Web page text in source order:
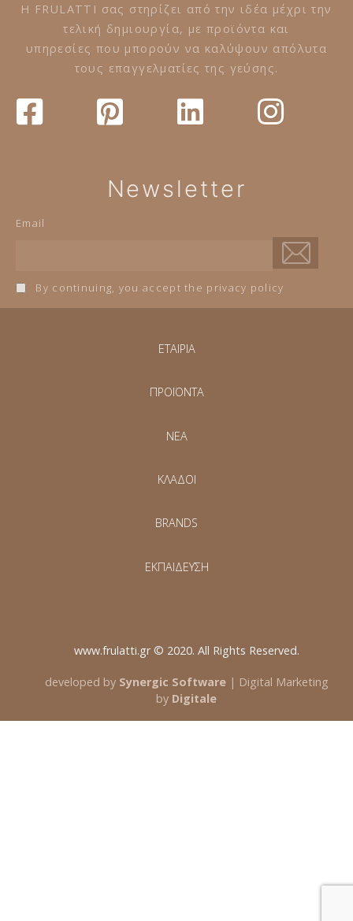
Η FRULATTI σας στηρίζει από την ιδέα μέχρι την
τελική δημιουργία, με προϊόντα και
υπηρεσίες που μπορούν να καλύψουν απόλυτα
τους επαγγελματίες της γεύσης.
Newsletter
Email
By continuing, you accept the privacy policy
ΕΤΑΙΡΙΑ
ΠΡΟΪΟΝΤΑ
NEA
ΚΛΑΔΟΙ
BRANDS
ΕΚΠΑΙΔΕΥΣΗ
www.frulatti.gr © 2020. All Rights Reserved.
developed by Synergic Software| Digital Marketing
by Digitale